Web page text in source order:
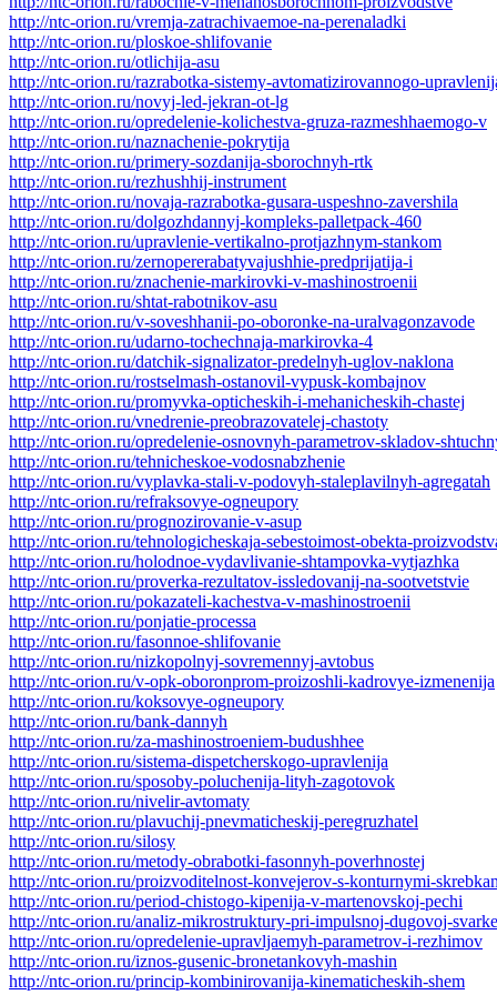
http://ntc-orion.ru/vremja-zatrachivaemoe-na-perenaladki
http://ntc-orion.ru/ploskoe-shlifovanie
http://ntc-orion.ru/otlichija-asu
http://ntc-orion.ru/razrabotka-sistemy-avtomatizirovannogo-
http://ntc-orion.ru/novyj-led-jekran-ot-lg
http://ntc-orion.ru/opredelenie-kolichestva-gruza-razmeshhaemogo-v
http://ntc-orion.ru/naznachenie-pokrytija
http://ntc-orion.ru/primery-sozdanija-sborochnyh-rtk
http://ntc-orion.ru/rezhushhij-instrument
http://ntc-orion.ru/novaja-razrabotka-gusara-uspeshno-zavershila
http://ntc-orion.ru/dolgozhdannyj-kompleks-palletpack-460
http://ntc-orion.ru/upravlenie-vertikalno-protjazhnym-stankom
http://ntc-orion.ru/zernopererabatyvajushhie-predprijatija-i
http://ntc-orion.ru/znachenie-markirovki-v-mashinostroenii
http://ntc-orion.ru/shtat-rabotnikov-asu
http://ntc-orion.ru/v-soveshhanii-po-oboronke-na-uralvagonzavode
http://ntc-orion.ru/udarno-tochechnaja-markirovka-4
http://ntc-orion.ru/datchik-signalizator-predelnyh-uglov-naklona
http://ntc-orion.ru/rostselmash-ostanovil-vypusk-kombajnov
http://ntc-orion.ru/promyvka-opticheskih-i-mehanicheskih-chastej
http://ntc-orion.ru/vnedrenie-preobrazovatelej-chastoty
http://ntc-orion.ru/opredelenie-osnovnyh-parametrov-skladov-
http://ntc-orion.ru/tehnicheskoe-vodosnabzhenie
http://ntc-orion.ru/vyplavka-stali-v-podovyh-staleplavilnyh-agregatah
http://ntc-orion.ru/refraksovye-ogneupory
http://ntc-orion.ru/prognozirovanie-v-asup
http://ntc-orion.ru/tehnologicheskaja-sebestoimost-obekta-
http://ntc-orion.ru/holodnoe-vydavlivanie-shtampovka-vytjazhka
http://ntc-orion.ru/proverka-rezultatov-issledovanij-na-sootvetstvie
http://ntc-orion.ru/pokazateli-kachestva-v-mashinostroenii
http://ntc-orion.ru/ponjatie-processa
http://ntc-orion.ru/fasonnoe-shlifovanie
http://ntc-orion.ru/nizkopolnyj-sovremennyj-avtobus
http://ntc-orion.ru/v-opk-oboronprom-proizoshli-kadrovye-izmenenija
http://ntc-orion.ru/koksovye-ogneupory
http://ntc-orion.ru/bank-dannyh
http://ntc-orion.ru/za-mashinostroeniem-budushhee
http://ntc-orion.ru/sistema-dispetcherskogo-upravlenija
http://ntc-orion.ru/sposoby-poluchenija-lityh-zagotovok
http://ntc-orion.ru/nivelir-avtomaty
http://ntc-orion.ru/plavuchij-pnevmaticheskij-peregruzhatel
http://ntc-orion.ru/silosy
http://ntc-orion.ru/metody-obrabotki-fasonnyh-poverhnostej
http://ntc-orion.ru/proizvoditelnost-konvejerov-s-konturnymi-
http://ntc-orion.ru/period-chistogo-kipenija-v-martenovskoj-pechi
http://ntc-orion.ru/analiz-mikrostruktury-pri-impulsnoj-dugovoj-svarke
http://ntc-orion.ru/opredelenie-upravljaemyh-parametrov-i-rezhimov
http://ntc-orion.ru/iznos-gusenic-bronetankovyh-mashin
http://ntc-orion.ru/princip-kombinirovanija-kinematicheskih-shem